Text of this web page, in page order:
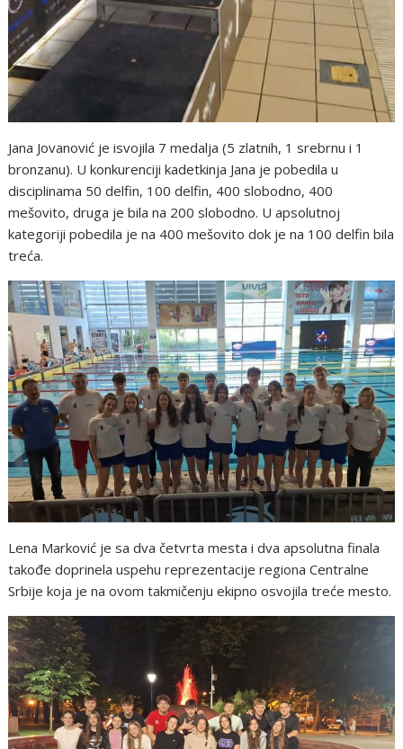
Jana Jovanović je isvojila 7 medalja (5 zlatnih, 1 srebrnu i 1
bronzanu). U konkurenciji kadetkinja Jana je pobedila u
disciplinama 50 delfin, 100 delfin, 400 slobodno, 400
mešovito, druga je bila na 200 slobodno. U apsolutnoj
kategoriji pobedila je na 400 mešovito dok je na 100 delfin bila
treća.
Lena Marković je sa dva četvrta mesta i dva apsolutna finala
takođe doprinela uspehu reprezentacije regiona Centralne
Srbije koja je na ovom takmičenju ekipno osvojila treće mesto.